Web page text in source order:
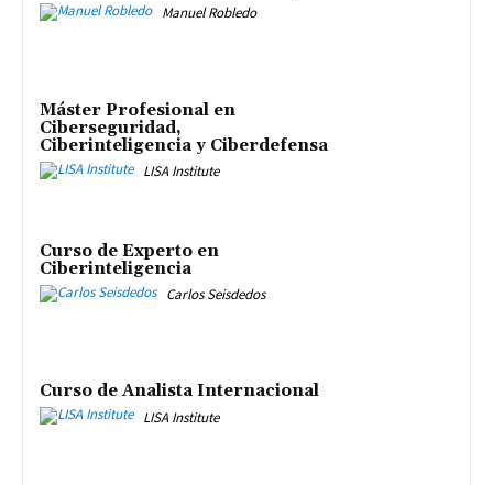
Manuel Robledo
Máster Profesional en
Ciberseguridad,
Ciberinteligencia y Ciberdefensa
LISA Institute
Curso de Experto en
Ciberinteligencia
Carlos Seisdedos
Curso de Analista Internacional
LISA Institute